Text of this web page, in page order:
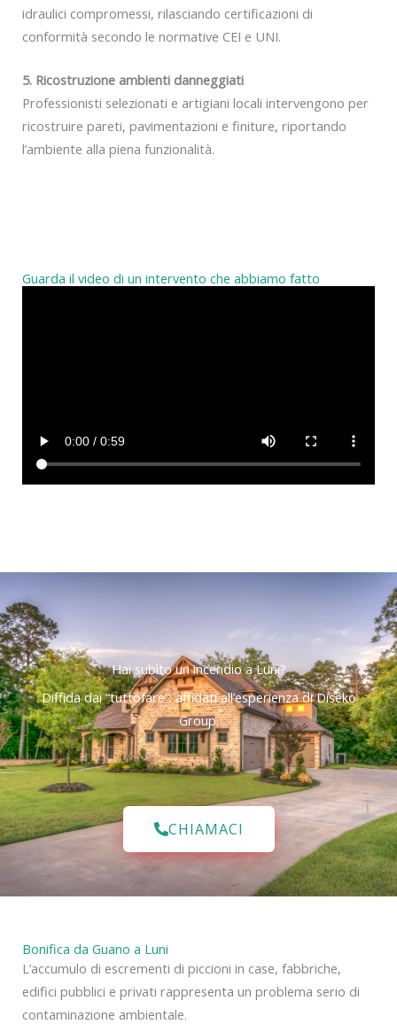
idraulici compromessi, rilasciando certificazioni di
conformità secondo le normative CEI e UNI.
5. Ricostruzione ambienti danneggiati
Professionisti selezionati e artigiani locali intervengono per
ricostruire pareti, pavimentazioni e finiture, riportando
l’ambiente alla piena funzionalità.
Guarda il video di un intervento che abbiamo fatto
Hai subìto un incendio a Luni?
Diffida dai “tuttofare”: affidati all’esperienza di Diseko
Group.
CHIAMACI
Bonifica da Guano a Luni
L’accumulo di escrementi di piccioni in case, fabbriche,
edifici pubblici e privati rappresenta un problema serio di
contaminazione ambientale.